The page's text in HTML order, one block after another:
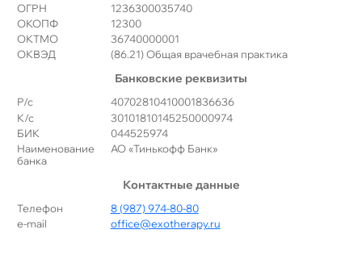
ОГРН
1236300035740
ОКОПФ
12300
ОКТМО
36740000001
ОКВЭД
(86.21) Общая врачебная практика
Банковские реквизиты
Р/с
40702810410001836636
К/с
30101810145250000974
БИК
044525974
Наименование
банка
АО «Тинькофф Банк»
Контактные данные
Телефон
8 (987) 974-80-80
e-mail
office@exotherapy.ru